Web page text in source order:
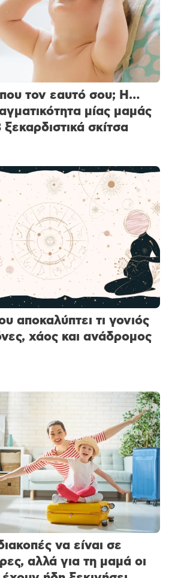
τον εαυτό σου; Η…
μίας μαμάς
σκίτσα
αποκαλύπτει τι γονιός
χάος και ανάδρομος
να είναι σε
αλλά για τη μαμά οι